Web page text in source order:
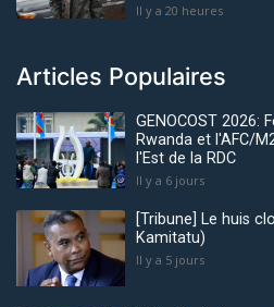
Il y a 20 heures
Articles Populaires
GENOCOST 2026:
Rwanda et l'AFC/
l'Est de la RDC
Il y a 6 jours
[Tribune] Le huis
Kamitatu)
Il y a 5 jours